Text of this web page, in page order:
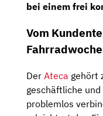
bei einem frei
Vom
Der Ateca gehört
geschäftliche
problemlos